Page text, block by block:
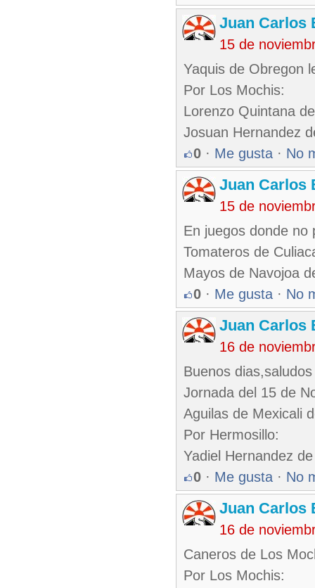
Juan Carlos
15 de
Yaquis de Obregon
Por Los Mochis:
Lorenzo Quintana
Josuan Hernandez
0 · Me gusta · No
Juan Carlos
15 de
En juegos donde no
Tomateros de
Mayos de Navojoa
0 · Me gusta · No
Juan Carlos
16 de
Buenos
Jornada del 15 de
Aguilas de Mexicali
Por Hermosillo:
Yadiel Hernandez
0 · Me gusta · No
Juan Carlos
16 de
Caneros de Los
Por Los Mochis: